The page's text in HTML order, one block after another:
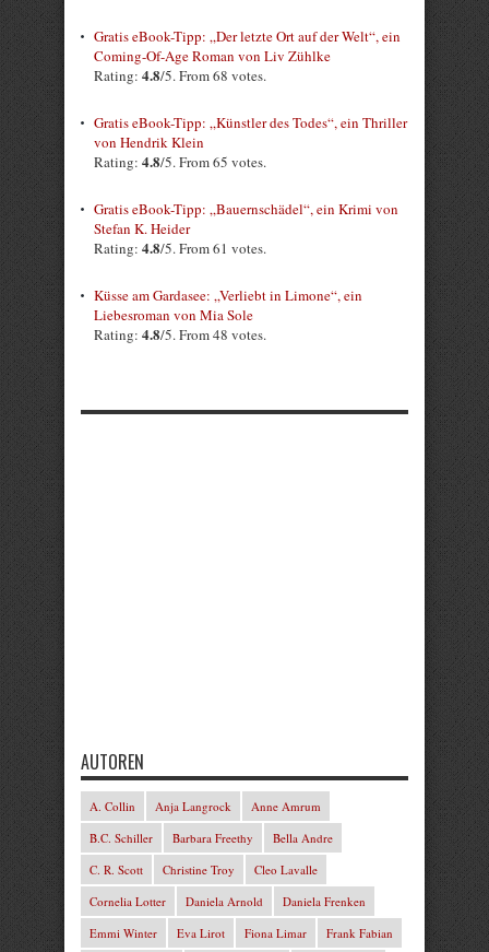
Gratis eBook-Tipp: „Der letzte Ort auf der Welt“, ein
Coming-Of-Age Roman von Liv Zühlke
Rating: 4.8/5. From 68 votes.
Gratis eBook-Tipp: „Künstler des Todes“, ein Thriller
von Hendrik Klein
Rating: 4.8/5. From 65 votes.
Gratis eBook-Tipp: „Bauernschädel“, ein Krimi von
Stefan K. Heider
Rating: 4.8/5. From 61 votes.
Küsse am Gardasee: „Verliebt in Limone“, ein
Liebesroman von Mia Sole
Rating: 4.8/5. From 48 votes.
AUTOREN
A. Collin Anja Langrock
Anne Amrum
B.C. Schiller
Barbara Freethy
Bella Andre
C. R. Scott
Christine Troy
Cleo Lavalle
Cornelia Lotter
Daniela Arnold
Daniela Frenken
Emmi Winter
Eva Lirot Fiona Limar Frank Fabian